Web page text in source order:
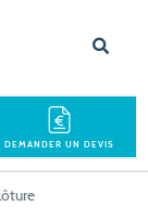
DEMANDER UN DEVIS